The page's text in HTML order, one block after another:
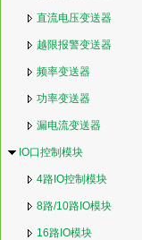
直流电压变送器
越限报警变送器
频率变送器
功率变送器
漏电流变送器
IO口控制模块
4路IO控制模块
8路/10路IO模块
16路IO模块